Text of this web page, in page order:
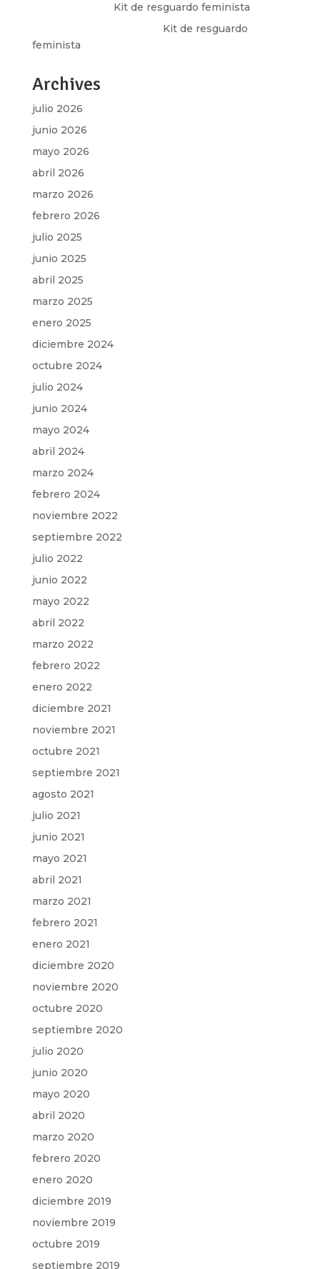
Kit de resguardo feminista
Kit de resguardo
feminista
Archives
julio 2026
junio 2026
mayo 2026
abril 2026
marzo 2026
febrero 2026
julio 2025
junio 2025
abril 2025
marzo 2025
enero 2025
diciembre 2024
octubre 2024
julio 2024
junio 2024
mayo 2024
abril 2024
marzo 2024
febrero 2024
noviembre 2022
septiembre 2022
julio 2022
junio 2022
mayo 2022
abril 2022
marzo 2022
febrero 2022
enero 2022
diciembre 2021
noviembre 2021
octubre 2021
septiembre 2021
agosto 2021
julio 2021
junio 2021
mayo 2021
abril 2021
marzo 2021
febrero 2021
enero 2021
diciembre 2020
noviembre 2020
octubre 2020
septiembre 2020
julio 2020
junio 2020
mayo 2020
abril 2020
marzo 2020
febrero 2020
enero 2020
diciembre 2019
noviembre 2019
octubre 2019
septiembre 2019